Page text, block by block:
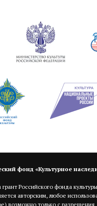
фонд «Культурное
Российского фонда
авторским, любое
возможно только с разрешения